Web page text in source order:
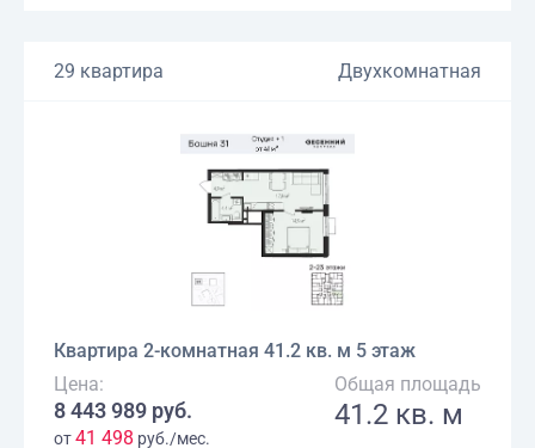
29 квартира Двухкомнатная
Квартира 2-комнатная 41.2 кв. м 5 этаж
Цена:
8 443 989 руб.
от41 498 руб./мес.
Общая площадь
41.2 кв. м